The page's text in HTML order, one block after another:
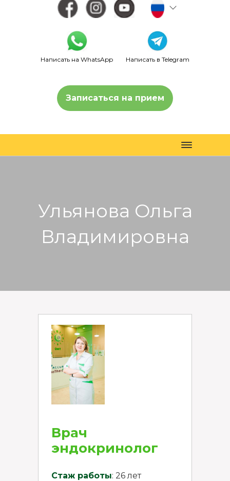
Написать на WhatsApp Написать в Telegram
Записаться на прием
Toggle
navigation
Ульянова Ольга
Владимировна
Врач
эндокринолог
Стаж работы: 26 лет